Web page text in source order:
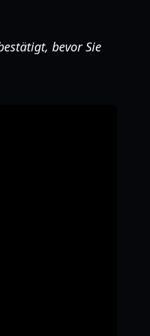
bevor Sie